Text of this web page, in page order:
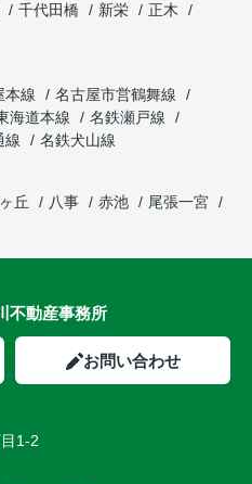
千代田橋 新栄
正木
本線
名古屋市営鶴舞線
海道本線
名鉄瀬戸線
線
名鉄犬山線
丘 八事 赤池
尾張一宮
不動産事務所
お問い合わせ
1-2